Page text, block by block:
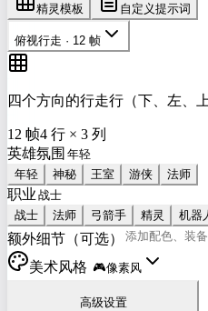
精灵模板 自定义提示词
俯视行走 · 12 帧
四个方向的行走行（下、左、
12 帧4 行 × 3 列
英雄氛围
年轻 神秘 王室 游侠 法师
职业
战士 法师 弓箭手 精灵 机器
额外细节（可选）
美术风格 🎮像素风
高级设置